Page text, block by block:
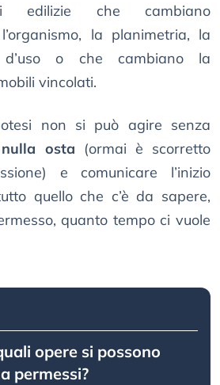
edilizie che cambiano
la planimetria, la
d’uso o che cambiano la
vincolati.
non si può agire senza
nulla osta (ormai è scorretto
e comunicare l’inizio
quello che c’è da sapere,
quanto tempo ci vuole
opere si possono
permessi?